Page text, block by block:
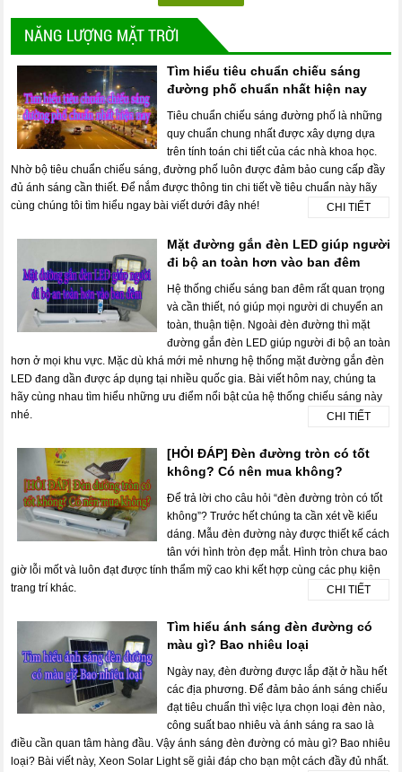
NĂNG LƯỢNG MẶT TRỜI
Tìm hiểu tiêu chuẩn chiếu sáng
đường phố chuẩn nhất hiện nay
Tiêu chuẩn chiếu sáng đường phố là những
quy chuẩn chung nhất được xây dựng dựa
trên tính toán chi tiết của các nhà khoa học.
Nhờ bộ tiêu chuẩn chiếu sáng, đường phố luôn được đảm bảo cung cấp đầy
đủ ánh sáng cần thiết. Để nắm được thông tin chi tiết về tiêu chuẩn này hãy
cùng chúng tôi tìm hiểu ngay bài viết dưới đây nhé!
CHI TIẾT
Mặt đường gắn đèn LED giúp người
đi bộ an toàn hơn vào ban đêm
Hệ thống chiếu sáng ban đêm rất quan trọng
và cần thiết, nó giúp mọi người di chuyển an
toàn, thuận tiện. Ngoài đèn đường thì mặt
đường gắn đèn LED giúp người đi bộ an toàn
hơn ở mọi khu vực. Mặc dù khá mới mẻ nhưng hệ thống mặt đường gắn đèn
LED đang dần được áp dụng tại nhiều quốc gia. Bài viết hôm nay, chúng ta
hãy cùng nhau tìm hiểu những ưu điểm nổi bật của hệ thống chiếu sáng này
nhé.
CHI TIẾT
[HỎI ĐÁP] Đèn đường tròn có tốt
không? Có nên mua không?
Để trả lời cho câu hỏi “đèn đường tròn có tốt
không”? Trước hết chúng ta cần xét về kiểu
dáng. Mẫu đèn đường này được thiết kế cách
tân với hình tròn đẹp mắt. Hình tròn chưa bao
giờ lỗi mốt và luôn đạt được tính thẩm mỹ cao khi kết hợp cùng các phụ kiện
trang trí khác.
CHI TIẾT
Tìm hiểu ánh sáng đèn đường có
màu gì? Bao nhiêu loại
Ngày nay, đèn đường được lắp đặt ở hầu hết
các địa phương. Để đảm bảo ánh sáng chiếu
đạt tiêu chuẩn thì việc lựa chọn loại đèn nào,
công suất bao nhiêu và ánh sáng ra sao là
điều cần quan tâm hàng đầu. Vậy ánh sáng đèn đường có màu gì? Bao nhiêu
loại? Bài viết này, Xeon Solar Light sẽ giải đáp cho bạn một cách đầy đủ nhất.